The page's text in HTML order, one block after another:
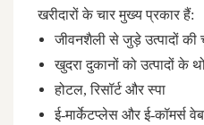
खरीदारों के चार मुख्य प्रकार हैं:
जीवनशैली से जुड़े उत्पादों की
खुदरा दुकानों को उत्पादों के
होटल, रिसॉर्ट और स्पा
ई-मार्केटप्लेस और ई-कॉमर्स